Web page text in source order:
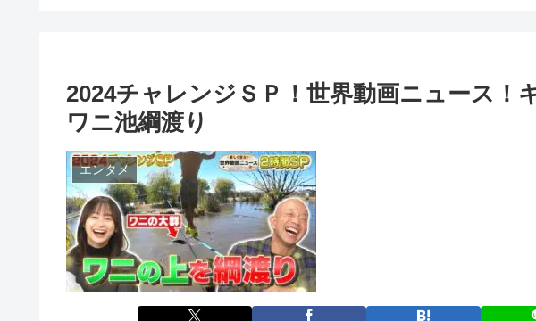
2024チャレンジＳＰ！世界動画ニュース！
ワニ池綱渡り
エンタメ